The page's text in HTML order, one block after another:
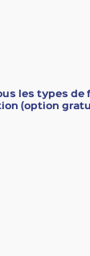
les types de
(option